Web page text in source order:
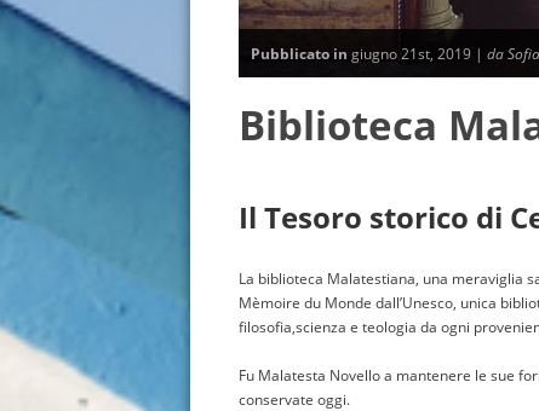
Pubblicato in giugno 21st, 2019 | da
Biblioteca
Il Tesoro storico di
La biblioteca Malatestiana, una meraviglia
Mèmoire du Monde dall’Unesco, unica
filosofia,scienza e teologia da ogni
Fu Malatesta Novello a mantenere le sue
conservate oggi.